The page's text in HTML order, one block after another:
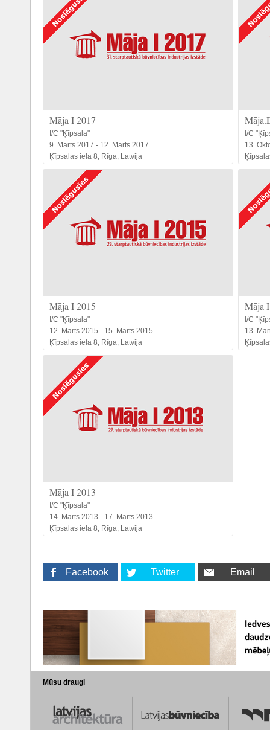
Māja I 2017
I/C "Ķīpsala"
9. Marts 2017 - 12. Marts 2017
Ķīpsalas iela 8, Rīga, Latvija
I/C
13.
Māja I 2015
I/C "Ķīpsala"
12. Marts 2015 - 15. Marts 2015
Ķīpsalas iela 8, Rīga, Latvija
Māja
I/C
13.
Māja I 2013
I/C "Ķīpsala"
14. Marts 2013 - 17. Marts 2013
Ķīpsalas iela 8, Rīga, Latvija
Facebook Twitter Email
Mūsu draugi